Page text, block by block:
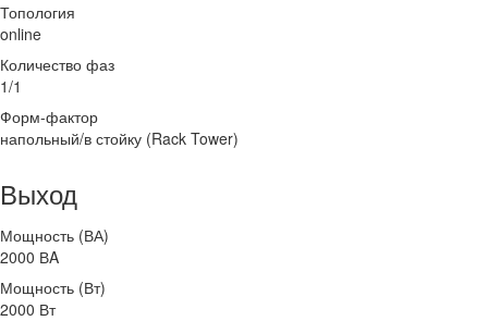
Топология
online
Количество фаз
1/1
Форм-фактор
напольный/в стойку (Rack Tower)
Выход
Мощность (ВА)
2000 ВA
Мощность (Вт)
2000 Вт